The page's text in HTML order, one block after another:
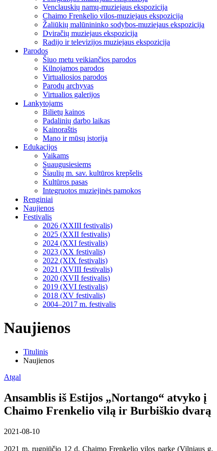
Venclauskių namų-muziejaus ekspozicija
Chaimo Frenkelio vilos-muziejaus ekspozicija
Žaliūkių malūnininko sodybos-muziejaus ekspozicija
Dviračių muziejaus ekspozicija
Radijo ir televizijos muziejaus ekspozicija
Parodos
Šiuo metu veikiančios parodos
Kilnojamos parodos
Virtualiosios parodos
Parodų archyvas
Virtualios galerijos
Lankytojams
Bilietų kainos
Padalinių darbo laikas
Kainoraštis
Mano ir mūsų istorija
Edukacijos
Vaikams
Suaugusiesiems
Šiaulių m. sav. kultūros krepšelis
Kultūros pasas
Integruotos muziejinės pamokos
Renginiai
Naujienos
Festivalis
2026 (XXIII festivalis)
2025 (XXII festivalis)
2024 (XXI festivalis)
2023 (XX festivalis)
2022 (XIX festivalis)
2021 (XVIII festivalis)
2020 (XVII festivalis)
2019 (XVI festivalis)
2018 (XV festivalis)
2004–2017 m. festivalis
Naujienos
Titulinis
Naujienos
Atgal
Ansamblis iš Estijos „Nortango“ atvyko į
Chaimo Frenkelio vilą ir Burbiškio dvarą
2021-08-10
2021 m. rugpjūčio 12 d. Chaimo Frenkelio vilos parke (Vilniaus g.